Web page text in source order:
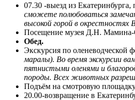
07.30 -выезд из
сможете полюбоваться
высокой горой в окрестностях
Посещение музея Д.Н. Мамина-
Обед.
Экскурсия по оленеводческой
маралы). Во время экскурсии
пятнистыми оленями и
породы. Всех животных
Подъём на смотровую
20.00-возвращение в